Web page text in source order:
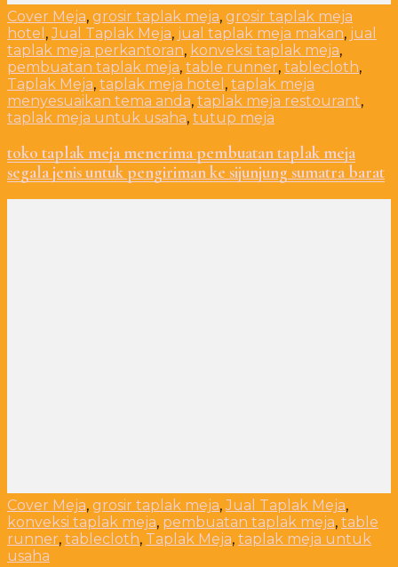
Cover Meja, grosir taplak meja, grosir taplak meja
hotel ,Jual Taplak Meja, jual taplak meja makan, jual
taplak meja perkantoran, konveksi taplak meja,
pembuatan taplak meja, table runner, tablecloth,
Taplak Meja, taplak meja hotel , taplak meja
menyesuaikan tema anda, taplak meja restourant,
taplak meja untuk usaha, tutup meja
toko taplak meja menerima pembuatan taplak meja
segala jenis untuk pengiriman ke sijunjung sumatra barat
Cover Meja, grosir taplak meja,Jual Taplak Meja,
konveksi taplak meja, pembuatan taplak meja, table
runner, tablecloth, Taplak Meja, taplak meja untuk
usaha